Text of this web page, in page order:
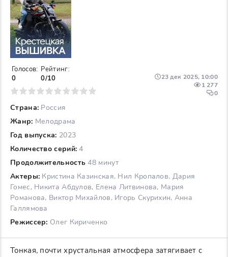
Страна: Россия
Жанр: Мелодрама
Год выпуска: 2023
Количество серий: 4
Продолжительность 48 минут
Актеры: Кристина Казинская, Нил Кропалов, Дария
Гомес, Никита Абдулов, Елена Литвинова, Мария
Романова, Виктор Михайлов, Игорь Скурихин, Анна
Галлямова
Режиссер: Олег Кириченко
23 дек 2025, 10:00
1 277
0
Голосов:
0
Рейтинг:
0/10
7 8 9 10
Тонкая, почти хрустальная атмосфера затягивает с